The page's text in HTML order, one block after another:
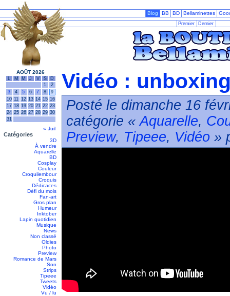
Blog BB BD Bellaminettes
Premier Dernier
AOÛT 2026
L M M J V S
D
1
2
3
4 5 6 7 8
9
10 11 12 13 14 15 16
17 18 19 20 21 22 23
24 25 26 27 28 29 30
31
« Juil
Catégories
3D
À vendre
Aquarelle
BD
Cosplay
Couleur
Croquilembour
Croquis
Dédicaces
Défi du mois
Fan-art
Gros plan
Humeur
Inktober
Lapin quotidien
Musique
News
Non classé
Oldies
Photo
Preview
Romance de Mars
Son
Strips
Tipeee
Tweets
Vidéo
Vu / lu
Vidéo :
Posté le dimanche 16
catégorie «Aquarelle,
Preview, Tipeee, Vidéo »